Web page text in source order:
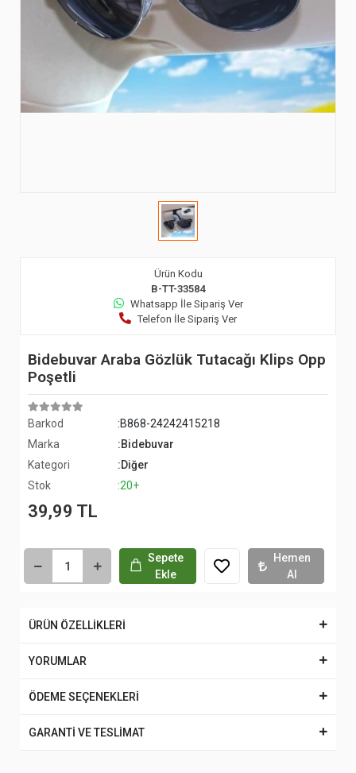
Ürün Kodu
B-TT-33584
Whatsapp İle Sipariş Ver
Telefon İle Sipariş Ver
Bidebuvar Araba Gözlük Tutacağı Klips Opp
Poşetli
Barkod
:B868-24242415218
Marka
:Bidebuvar
Kategori
:Diğer
Stok
:20+
39,99 TL
Sepete
Ekle
Hemen
Al
ÜRÜN ÖZELLİKLERİ
YORUMLAR
ÖDEME SEÇENEKLERİ
GARANTİ VE TESLİMAT